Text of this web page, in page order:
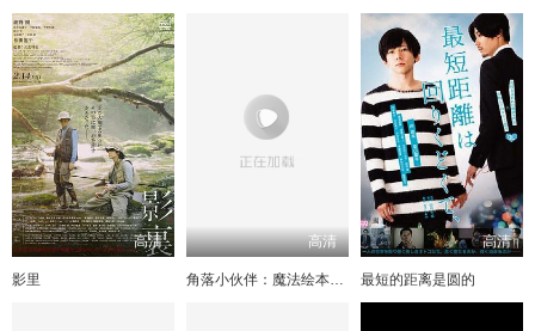
高清
影里
高清
角落小伙伴：魔法绘本里的新朋友
高清
最短的距离是圆的